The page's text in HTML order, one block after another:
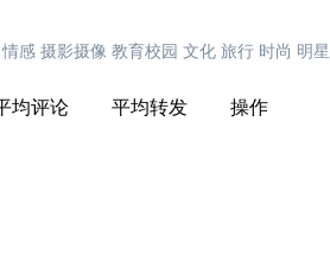
情感 摄影摄像 教育校园 文化 旅行 时尚 明星
均评论 平均转发 操作